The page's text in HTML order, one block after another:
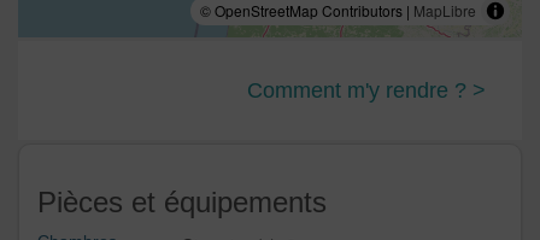
© OpenStreetMap Contributors | MapLibre
Comment m'y rendre ? >
Pièces et équipements